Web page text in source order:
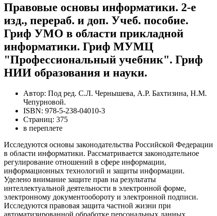
Правовые основы информатики. 2-е
изд., перераб. и доп. Учеб. пособие.
Гриф УМО в области прикладной
информатики. Гриф МУМЦ
"Профессиональный учебник". Гриф
НИИ образования и науки.
Автор: Под ред. С.Л. Чернышева, А.Р. Бахтизина, Н.М.
Чепурновой.
ISBN: 978-5-238-04010-3
Страниц: 375
в переплете
Исследуются основы законодательства Российской Федерации
в области информатики. Рассматривается законодательное
регулирование отношений в сфере информации,
информационных технологий и защиты информации.
Уделено внимание защите прав на результаты
интеллектуальной деятельности в электронной форме,
электронному документообороту и электронной подписи.
Исследуются правовая защита частной жизни при
автоматизированной обработке персональных данных,